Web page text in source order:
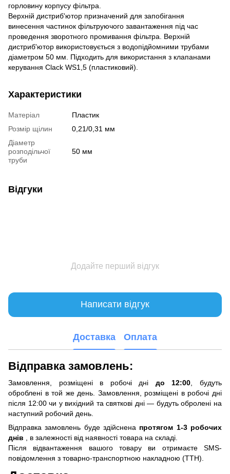
горловину корпусу фільтра.
Верхній дистриб'ютор призначений для запобігання
винесення частинок фільтруючого завантаження під час
проведення зворотного промивання фільтра. Верхній
дистриб'ютор використовується з водопідйомними трубами
діаметром 50 мм. Підходить для використання з клапанами
керування Clack WS1,5 (пластиковий).
Характеристики
Матеріал
Пластик
Розмір щілин
0,21/0,31 мм
Діаметр
розподільчої
труби
50 мм
Відгуки
Додайте перший відгук
Написати відгук
Доставка Оплата
Відправка замовлень:
Замовлення, розміщені в робочі дні до 12:00 , будуть
оброблені в той же день. Замовлення, розміщені в робочі дні
після 12:00 чи у вихідний та святкові дні — будуть обролені на
наступний робочий день.
Відправка замовлень буде здійснена протягом 1-3 робочих
днів , в залежності від наявності товара на складі.
Після відвантаження вашого товару ви отримаєте SMS-
повідомлення з товарно-транспортною накладною (ТТН).